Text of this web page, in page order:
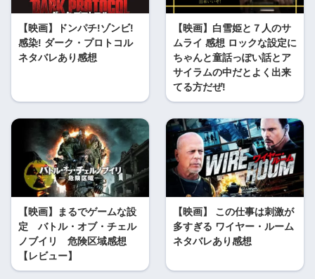
【映画】ドンパチ!ゾンビ!
感染! ダーク・プロトコル
ネタバレあり感想
【映画】白雪姫と７人のサ
ムライ 感想 ロックな設定に
ちゃんと童話っぽい話とア
サイラムの中だとよく出来
てる方だぜ!
【映画】まるでゲームな設
定 バトル・オブ・チェル
ノブイリ 危険区域感想
【レビュー】
【映画】 この仕事は刺激が
多すぎる ワイヤー・ルーム
ネタバレあり感想